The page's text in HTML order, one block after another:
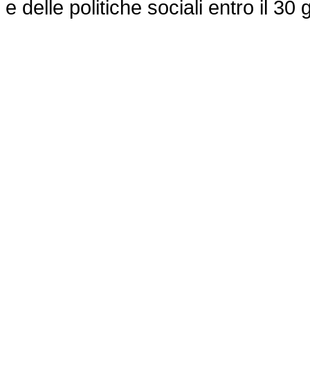
e delle politiche sociali entro il 30